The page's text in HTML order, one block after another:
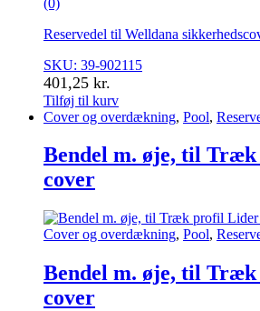
Reservedel til Welldana
SKU: 39-902115
401,25 kr.
Tilføj til kurv
Cover og overdækning, Pool,
Bendel m. øje, til
cover
Cover og overdækning, Pool,
Bendel m. øje, til
cover